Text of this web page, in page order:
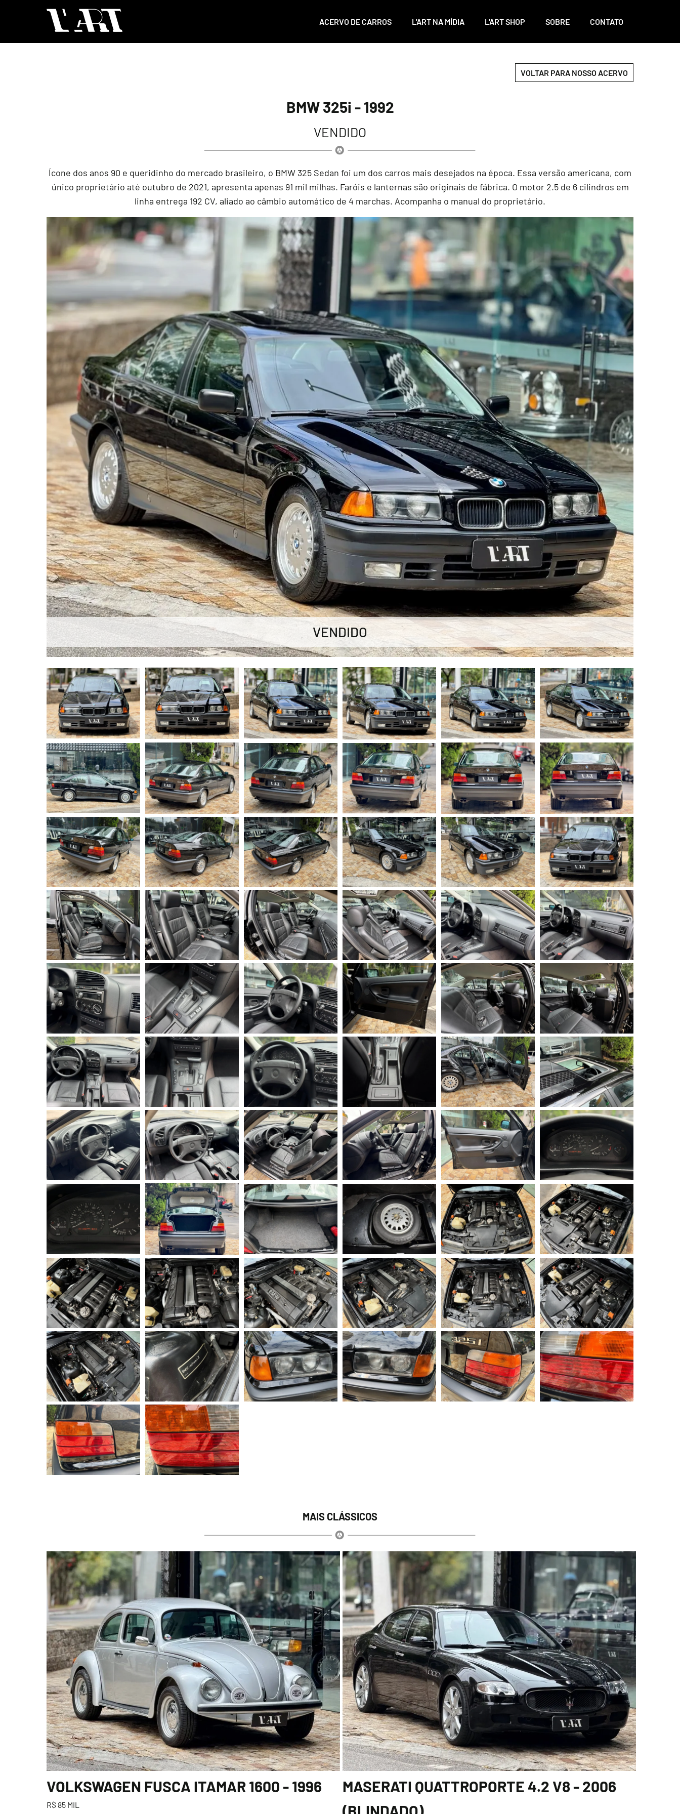
ACERVO DE CARROS L'ART NA MÍDIA L'ART SHOP SOBRE CONTATO
VOLTAR PARA NOSSO ACERVO
BMW 325i - 1992
VENDIDO
Ícone dos anos 90 e queridinho do mercado brasileiro, o BMW 325 Sedan foi um dos carros mais desejados na época. Essa versão americana, com
único proprietário até outubro de 2021, apresenta apenas 91 mil milhas. Faróis e lanternas são originais de fábrica. O motor 2.5 de 6 cilindros em
linha entrega 192 CV, aliado ao câmbio automático de 4 marchas. Acompanha o manual do proprietário.
VENDIDO
MAIS CLÁSSICOS
VOLKSWAGEN FUSCA ITAMAR 1600 - 1996
R$ 85 MIL
MASERATI QUATTROPORTE 4.2 V8 - 2006